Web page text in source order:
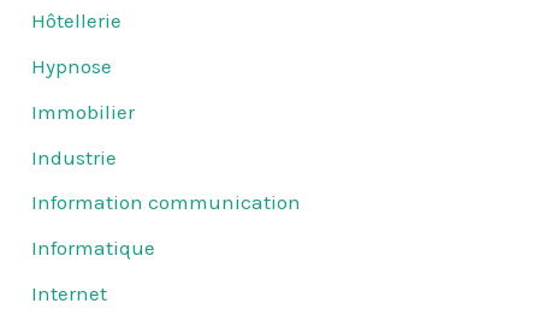
Hôtellerie
Hypnose
Immobilier
Industrie
Information communication
Informatique
Internet